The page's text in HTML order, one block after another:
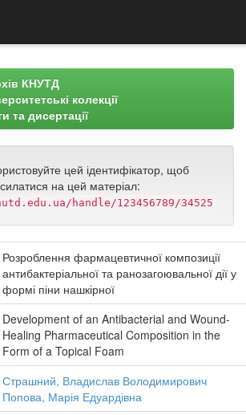
КНУТД
колекції
та дисертації
цей ідентифікатор, щоб
на цей матеріал:
handle/123456789/34525
Розроблення фармацевтичної композиції
антибактеріальної та ранозагоювальної дії у
формі піни нашкірної
Development of an Antibacterial and Wound-
Healing Pharmaceutical Composition in the
Form of a Topical Foam
Страшний, Владислав Володимирович
Попова, Марія Едуардівна